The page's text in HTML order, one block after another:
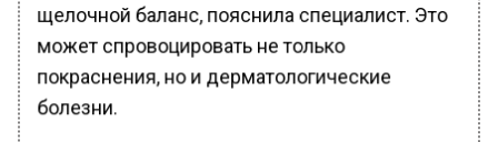
щелочной баланс, пояснила специалист. Это
может спровоцировать не только
покраснения, но и дерматологические
болезни.